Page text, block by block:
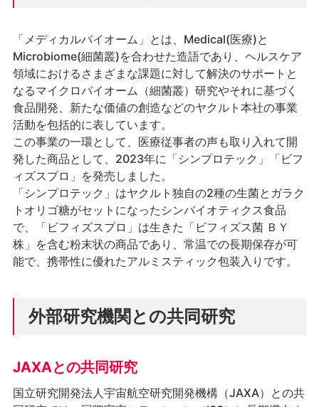
「メディカルバイオーム」とは、Medical(医療)と
Microbiome(細菌叢)を合わせた造語であり、ヘルスケア
領域におけるさまざまな課題に対して解決のサポートと
なるマイクロバイオーム（細菌叢）研究やそれに基づく
食品開発、新たな価値の創造などのヤクルト本社の事業
活動を包括的に表しています。
この事業の一環として、医療従事者の声も取り入れて開
発した商品として、2023年に「シンプロテック」「ビフ
ィズスプロ」を発売しました。
「シンプロテック」はヤクルト独自の2種の生菌とガラク
トオリゴ糖がセットになったシンバイオティクス食品
で、「ビフィズスプロ」は生きた「ビフィズス菌 ＢＹ
株」を含む粉末状の商品であり、常温での長期保存が可
能で、携帯性に優れたアルミスティック包装入りです。
外部研究機関との共同研究
JAXAとの共同研究
国立研究開発法人宇宙航空研究開発機構（JAXA）との共